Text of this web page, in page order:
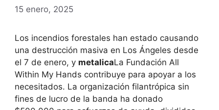
15 enero, 2025
Los incendios forestales han estado causando
una destrucción masiva en Los Ángeles desde
el 7 de enero, y metalicaLa Fundación All
Within My Hands contribuye para apoyar a los
necesitados. La organización filantrópica sin
fines de lucro de la banda ha donado